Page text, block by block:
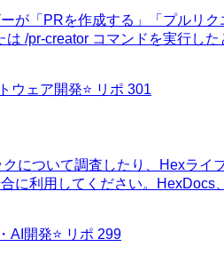
が「PRを作成する」「プルリ
は /pr-creator コマンドを実行した
ウェア開発⭐ リポ 301
について調査したり、Hexライ
に利用してください。HexDocs
AI開発⭐ リポ 299